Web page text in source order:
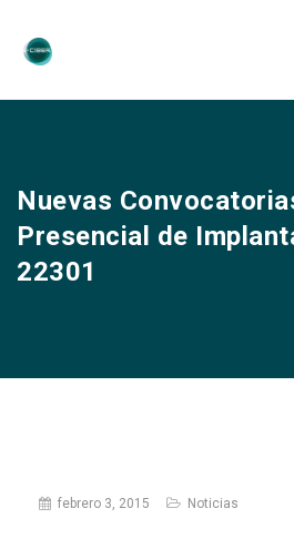
Nuevas
Presencial de
22301
febrero 3, 2015 Noticias